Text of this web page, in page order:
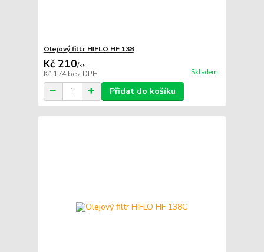
Olejový filtr HIFLO HF 138
Kč 210/ks
Kč 174bez DPH Skladem
Přidat do košíku